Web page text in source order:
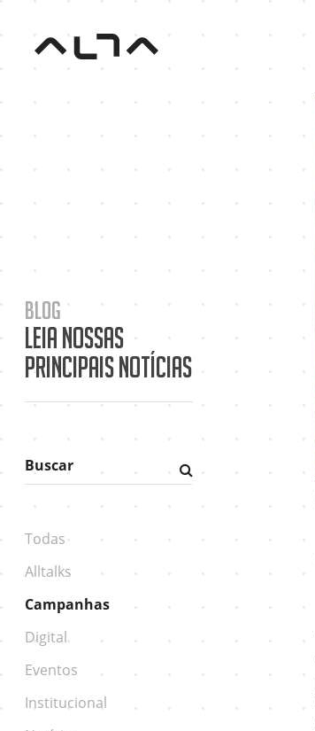
Blog
Leia nossas
principais notícias
Buscar
Fazer
pesquisa
Todas
Alltalks
Campanhas
Digital
Eventos
Institucional